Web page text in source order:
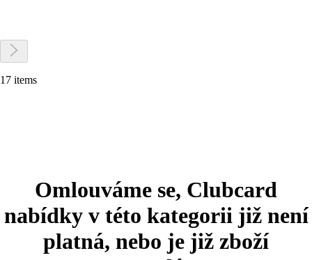
17 items
Omlouváme se, Clubcard
nabídky v této kategorii již není
platná, nebo je již zboží